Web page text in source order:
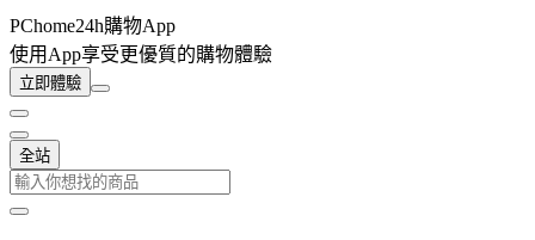
PChome24h購物App
使用App享受更優質的購物體驗
立即體驗
全站